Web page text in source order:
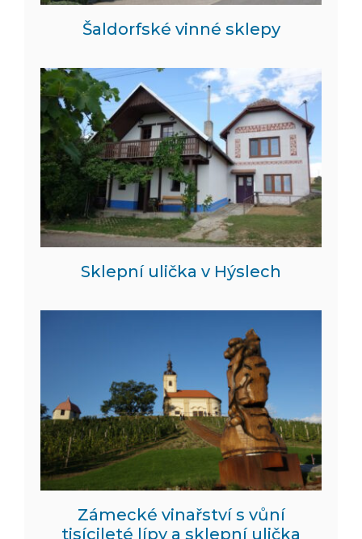
Šaldorfské vinné sklepy
Sklepní ulička v Hýslech
Zámecké vinařství s vůní
tisícileté lípy a sklepní ulička